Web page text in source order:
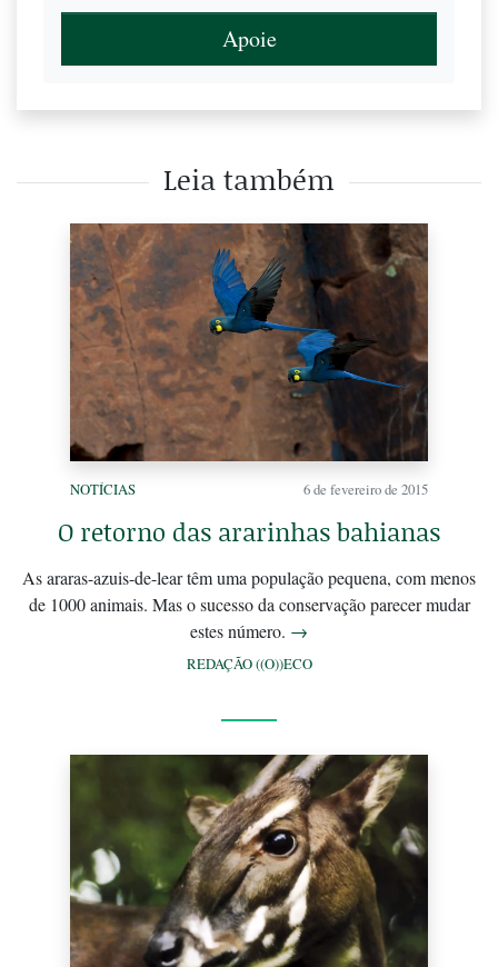
Apoie
Leia também
NOTÍCIAS 6 de fevereiro de 2015
O retorno das ararinhas bahianas
As araras-azuis-de-lear têm uma população pequena, com menos
de 1000 animais. Mas o sucesso da conservação parecer mudar
estes número. →
REDAÇÃO ((O))ECO